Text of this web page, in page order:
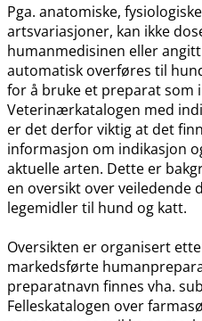
Pga. anatomiske,
artsvariasjoner, kan ikke
humanmedisinen eller
automatisk overføres til
for å bruke et preparat som
Veterinærkatalogen med
er det derfor viktig at det
informasjon om indikasjon
aktuelle arten. Dette er
en oversikt over veiledende
legemidler til hund og katt.
Oversikten er organisert
markedsførte
preparatnavn finnes vha.
Felleskatalogen over